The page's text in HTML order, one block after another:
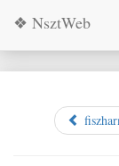
❖ NsztWeb